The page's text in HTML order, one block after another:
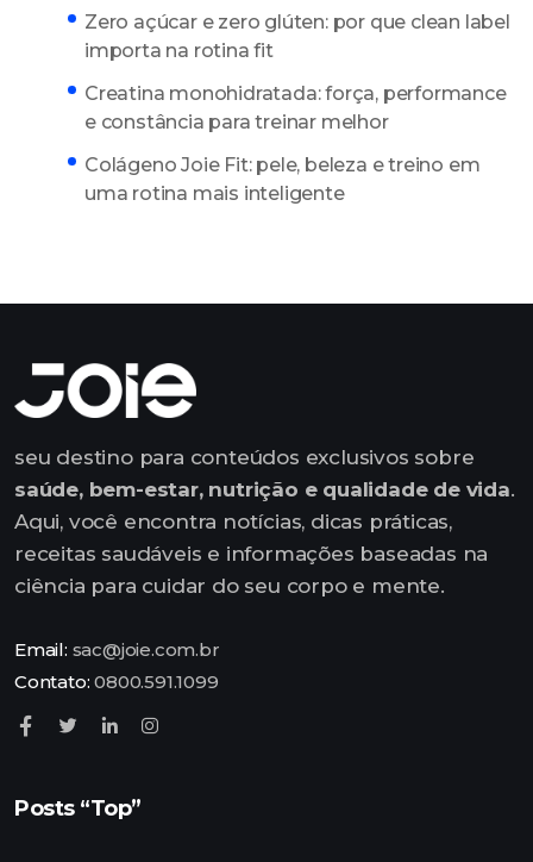
Zero açúcar e zero glúten: por que clean label
importa na rotina fit
Creatina monohidratada: força, performance
e constância para treinar melhor
Colágeno Joie Fit: pele, beleza e treino em
uma rotina mais inteligente
seu destino para conteúdos exclusivos sobre
saúde, bem-estar, nutrição e qualidade de vida.
Aqui, você encontra notícias, dicas práticas,
receitas saudáveis e informações baseadas na
ciência para cuidar do seu corpo e mente.
Email: sac@joie.com.br
Contato:0800.591.1099
Posts “Top”